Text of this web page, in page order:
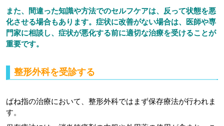
また、間違った知識や方法でのセルフケアは、反って状態を悪
化させる場合もあります。症状に改善がない場合は、医師や専
門家に相談し、症状が悪化する前に適切な治療を受けることが
重要です。
整形外科を受診する
ばね指の治療において、整形外科ではまず保存療法が行われま
す。